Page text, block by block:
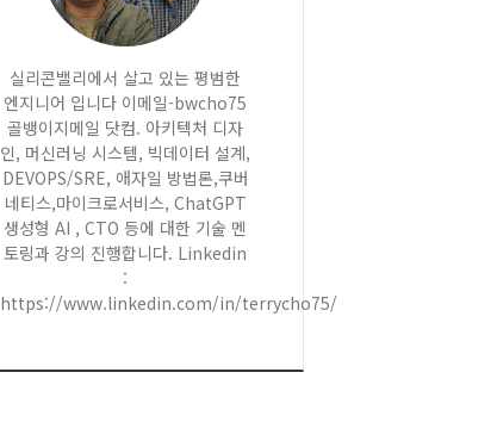
실리콘밸리에서 살고 있는 평범한
엔지니어 입니다 이메일-bwcho75
골뱅이지메일 닷컴. 아키텍처 디자
인, 머신러닝 시스템, 빅데이터 설계,
DEVOPS/SRE, 애자일 방법론,쿠버
네티스,마이크로서비스, ChatGPT
생성형 AI , CTO 등에 대한 기술 멘
토링과 강의 진행합니다. Linkedin
:
https://www.linkedin.com/in/terrycho75/